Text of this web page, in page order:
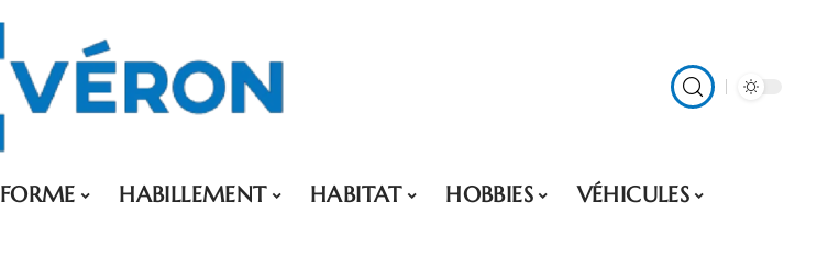
FORME HABILLEMENT HABITAT HOBBIES
VÉHICULES